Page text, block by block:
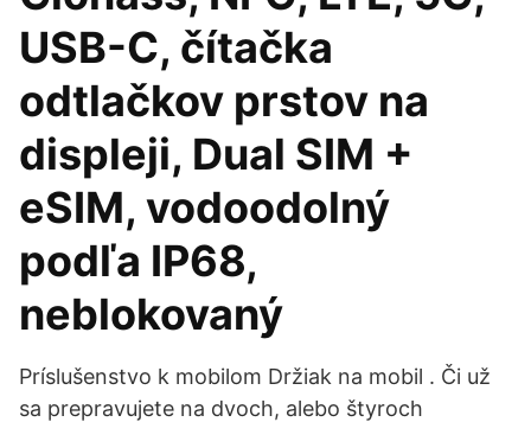
USB-C, čítačka
odtlačkov prstov na
displeji, Dual SIM +
eSIM, vodoodolný
podľa IP68,
neblokovaný
Príslušenstvo k mobilom Držiak na mobil . Či už
sa prepravujete na dvoch, alebo štyroch